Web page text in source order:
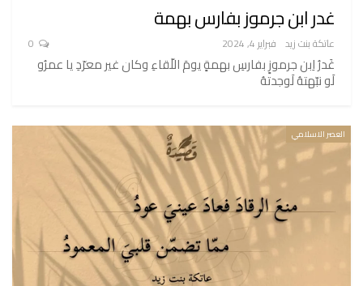
غدر ابن جرموز بفارس بهمة
عاتكة بنت زيد فبراير 4, 2024
غَدرُ اِبن جرموزٍ بفارسِ بهمةٍ يومَ اللّقاءِ وكان غير معرّدِ يا عمرُو
لَو نبّهتهُ لَوجدتهُ
العصر الاسلامي